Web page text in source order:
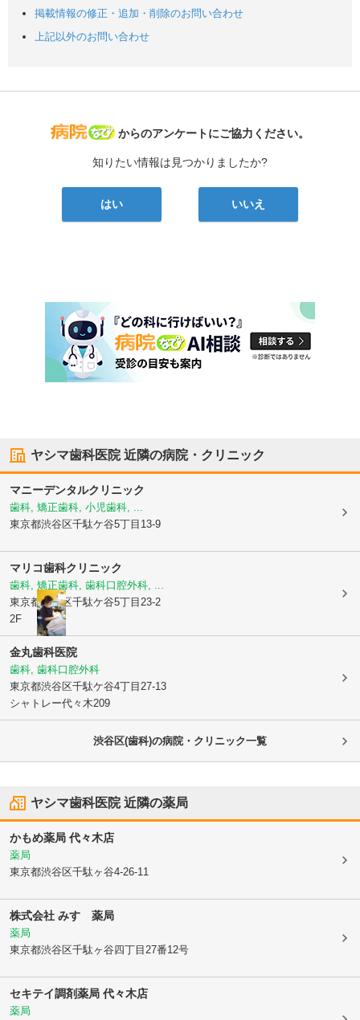
掲載情報の修正・追加・削除のお問い合わせ
上記以外のお問い合わせ
病院なび
からのアンケートにご協力ください。
知りたい情報は見つかりましたか?
はい いいえ
ヤシマ歯科医院近隣の病院・クリニック
マニーデンタルクリニック
歯科, 矯正歯科, 小児歯科, ...
東京都渋谷区千駄ケ谷5丁目13-9
マリコ歯科クリニック
歯科, 矯正歯科, 歯科口腔外科, ...
東京都渋谷区千駄ケ谷5丁目23-2
2F
金丸歯科医院
歯科, 歯科口腔外科
東京都渋谷区千駄ケ谷4丁目27-13
シャトレー代々木209
渋谷区(歯科)の病院・クリニック一覧
ヤシマ歯科医院近隣の薬局
かもめ薬局 代々木店
薬局
東京都渋谷区千駄ヶ谷4-26-11
株式会社 みすゞ薬局
薬局
東京都渋谷区千駄ヶ谷四丁目27番12号
セキテイ調剤薬局 代々木店
薬局